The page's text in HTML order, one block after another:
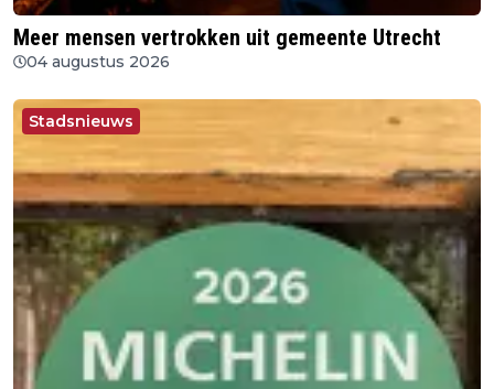
Meer mensen vertrokken uit gemeente Utrecht
04 augustus 2026
Stadsnieuws